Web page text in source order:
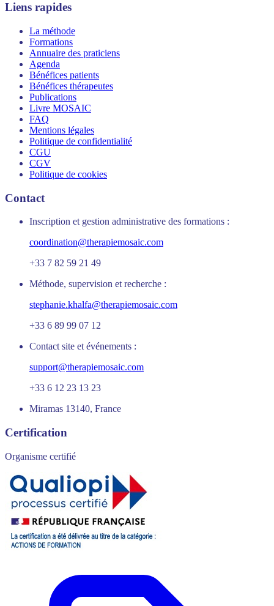
Liens rapides
La méthode
Formations
Annuaire des praticiens
Agenda
Bénéfices patients
Bénéfices thérapeutes
Publications
Livre MOSAIC
FAQ
Mentions légales
Politique de confidentialité
CGU
CGV
Politique de cookies
Contact
Inscription et gestion administrative des formations :
coordination@therapiemosaic.com
+33 7 82 59 21 49
Méthode, supervision et recherche :
stephanie.khalfa@therapiemosaic.com
+33 6 89 99 07 12
Contact site et événements :
support@therapiemosaic.com
+33 6 12 23 13 23
Miramas 13140, France
Certification
Organisme certifié